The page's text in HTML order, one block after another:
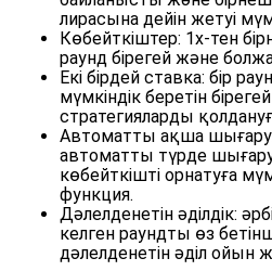
лирасына дейін жетуі
Көбейткіштер: 1x-тен
раунд бірегей және
Екі бірдей ставка: бір
мүмкіндік беретін
стратегияларды
Автоматты ақша
автоматты түрде
көбейткішті орнатуға
функция.
Дәлелденетін әділдік:
келген раундты өз
дәлелденетін әділ ойын